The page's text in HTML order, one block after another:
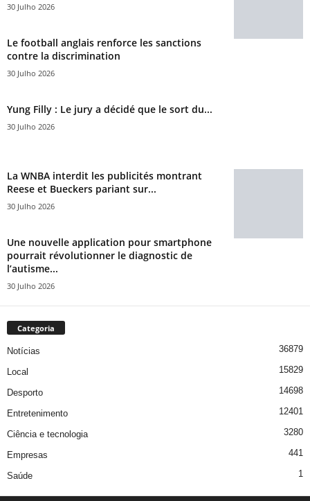
30 Julho 2026
Le football anglais renforce les sanctions
contre la discrimination
30 Julho 2026
Yung Filly : Le jury a décidé que le sort du...
30 Julho 2026
La WNBA interdit les publicités montrant
Reese et Bueckers pariant sur...
30 Julho 2026
Une nouvelle application pour smartphone
pourrait révolutionner le diagnostic de
l’autisme...
30 Julho 2026
Categoria
Notícias 36879
Local 15829
Desporto 14698
Entretenimento 12401
Ciência e tecnologia 3280
Empresas 441
Saúde 1